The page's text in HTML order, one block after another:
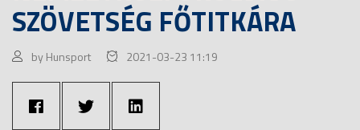
SZÖVETSÉG FŐTITKÁRA
by Hunsport 2021-03-23 11:19